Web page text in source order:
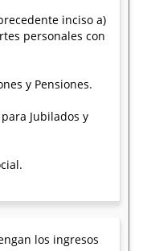
inciso a)
personales con
y Pensiones.
Jubilados y
los ingresos